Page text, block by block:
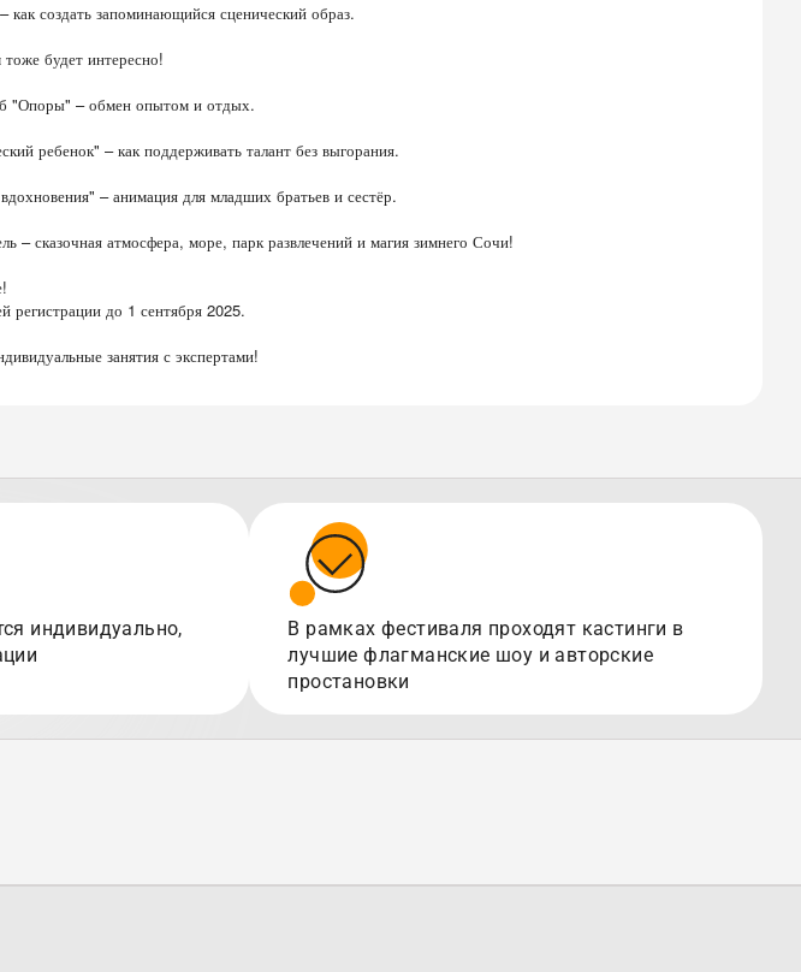
создать запоминающийся сценический образ.
будет интересно!
"Опоры" – обмен опытом и отдых.
ребенок" – как поддерживать талант без выгорания.
– анимация для младших братьев и сестёр.
– сказочная атмосфера, море, парк развлечений и магия зимнего Сочи!
регистрации до 1 сентября 2025.
занятия с экспертами!
индивидуально,
В рамках фестиваля проходят кастинги в
лучшие флагманские шоу и авторские
простановки